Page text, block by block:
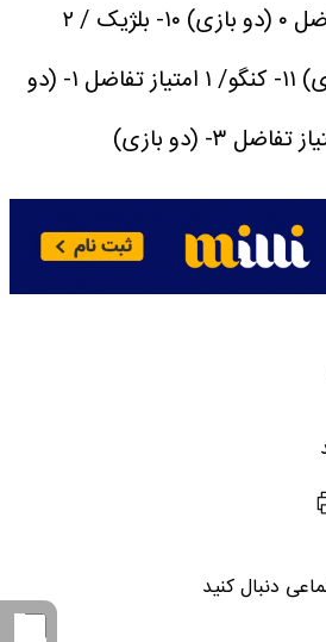
۱۰- بلژیک / ۲
۱۱- کنگو/ ۱ امتیاز تفاضل ۱- (دو
دنبال کنید